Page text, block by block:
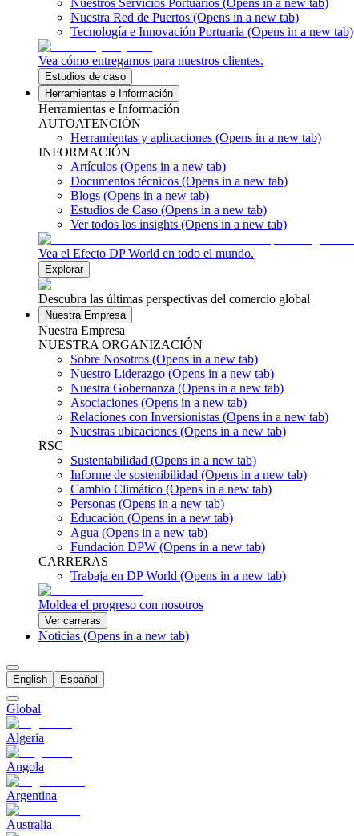
Nuestros Servicios Portuarios (Opens in a new tab)
Nuestra Red de Puertos (Opens in a new tab)
Tecnología e Innovación Portuaria (Opens in a new tab)
Vea cómo entregamos para nuestros clientes.
Estudios de caso
Herramientas e Información
Herramientas e Información
AUTOATENCIÓN
Herramientas y aplicaciones (Opens in a new tab)
INFORMACIÓN
Artículos (Opens in a new tab)
Documentos técnicos (Opens in a new tab)
Blogs (Opens in a new tab)
Estudios de Caso (Opens in a new tab)
Ver todos los insights (Opens in a new tab)
Vea el Efecto DP World en todo el mundo.
Explorar
Descubra las últimas perspectivas del comercio global
Nuestra Empresa
Nuestra Empresa
NUESTRA ORGANIZACIÓN
Sobre Nosotros (Opens in a new tab)
Nuestro Liderazgo (Opens in a new tab)
Nuestra Gobernanza (Opens in a new tab)
Asociaciones (Opens in a new tab)
Relaciones con Inversionistas (Opens in a new tab)
Nuestras ubicaciones (Opens in a new tab)
RSC
Sustentabilidad (Opens in a new tab)
Informe de sostenibilidad (Opens in a new tab)
Cambio Climático (Opens in a new tab)
Personas (Opens in a new tab)
Educación (Opens in a new tab)
Agua (Opens in a new tab)
Fundación DPW (Opens in a new tab)
CARRERAS
Trabaja en DP World (Opens in a new tab)
Moldea el progreso con nosotros
Ver carreras
Noticias (Opens in a new tab)
English Español
Global
Algeria
Angola
Argentina
Australia